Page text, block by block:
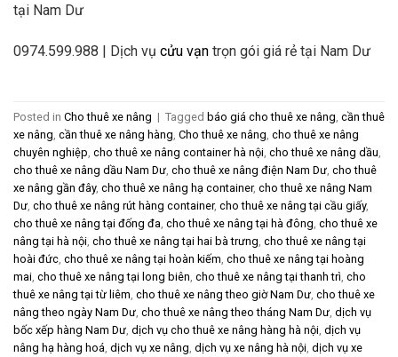
tại Nam Dư
0974.599.988 | Dịch vụ cửu vạn trọn gói giá rẻ tại Nam Dư
Posted in Cho thuê xe nâng | Tagged báo giá cho thuê xe nâng cần thuê
xe nâng cần thuê xe nâng hàng Cho thuê xe nâng cho thuê xe nâng
chuyên nghiệp cho thuê xe nâng container hà nội cho thuê xe nâng dầu
cho thuê xe nâng dầu Nam Dư cho thuê xe nâng điện Nam Dư cho thuê
xe nâng gần đây, cho thuê xe nâng hạ container, cho thuê xe nâng Nam
Dư cho thuê xe nâng rút hàng container, cho thuê xe nâng tại cầu giấy,
cho thuê xe nâng tại đống đa cho thuê xe nâng tại hà đông cho thuê xe
nâng tại hà nội cho thuê xe nâng tại hai bà trưng cho thuê xe nâng tại
hoài đức cho thuê xe nâng tại hoàn kiếm cho thuê xe nâng tại hoàng
mai cho thuê xe nâng tại long biên cho thuê xe nâng tại thanh trì cho
thuê xe nâng tại từ liêm cho thuê xe nâng theo giờ Nam Dư cho thuê xe
nâng theo ngày Nam Dư cho thuê xe nâng theo tháng Nam Dư dịch vụ
bốc xếp hàng Nam Dư dịch vụ cho thuê xe nâng hàng hà nội dịch vụ
nâng hạ hàng hoá dịch vụ xe nâng dịch vụ xe nâng hà nội dịch vụ xe